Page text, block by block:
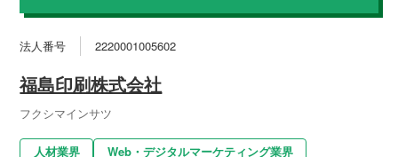
法人番号 2220001005602
福島印刷株式会社
フクシマインサツ
人材業界
Web・デジタルマーケティング業界